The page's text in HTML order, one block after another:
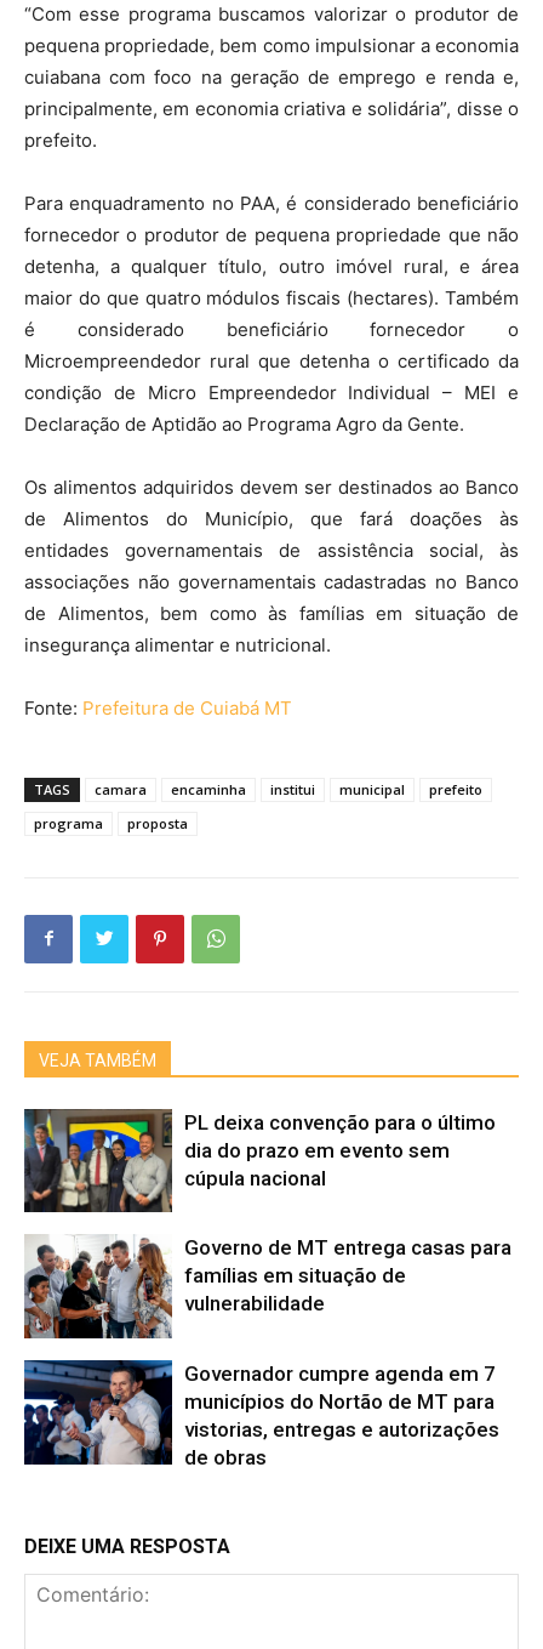
“Com esse programa buscamos valorizar o produtor de
pequena propriedade, bem como impulsionar a economia
cuiabana com foco na geração de emprego e renda e,
principalmente, em economia criativa e solidária”, disse o
prefeito.
Para enquadramento no PAA, é considerado beneficiário
fornecedor o produtor de pequena propriedade que não
detenha, a qualquer título, outro imóvel rural, e área
maior do que quatro módulos fiscais (hectares). Também
é considerado beneficiário fornecedor o
Microempreendedor rural que detenha o certificado da
condição de Micro Empreendedor Individual – MEI e
Declaração de Aptidão ao Programa Agro da Gente.
Os alimentos adquiridos devem ser destinados ao Banco
de Alimentos do Município, que fará doações às
entidades governamentais de assistência social, às
associações não governamentais cadastradas no Banco
de Alimentos, bem como às famílias em situação de
insegurança alimentar e nutricional.
Fonte: Prefeitura de Cuiabá MT
TAGS camara encaminha institui municipal
prefeito
programa
proposta
VEJA TAMBÉM
PL deixa convenção para o último
dia do prazo em evento sem
cúpula nacional
Governo de MT entrega casas para
famílias em situação de
vulnerabilidade
Governador cumpre agenda em 7
municípios do Nortão de MT para
vistorias, entregas e autorizações
de obras
DEIXE UMA RESPOSTA